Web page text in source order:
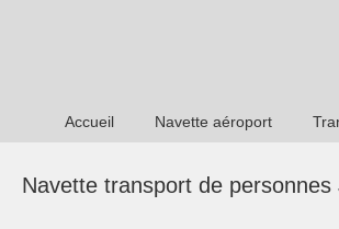
Accueil Navette aéroport
Navette transport de